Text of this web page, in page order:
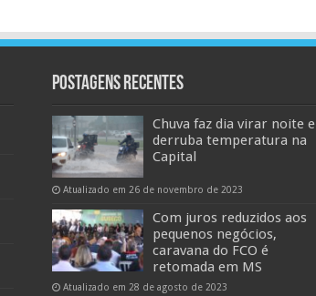
Postagens Recentes
Chuva faz dia virar noite e
derruba temperatura na
Capital
Atualizado em 26 de novembro de 2023
Com juros reduzidos aos
pequenos negócios,
caravana do FCO é
retomada em MS
Atualizado em 28 de agosto de 2023